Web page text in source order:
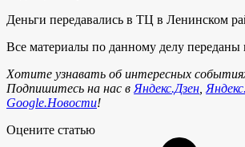
Деньги передавались в ТЦ в Ленинском
Все материалы по данному делу переданы
Хотите узнавать об интересных
Подпишитесь на нас в Яндекс.Дзен
Google.Новости!
Оцените статью